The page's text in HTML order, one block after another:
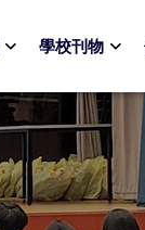
學校刊物